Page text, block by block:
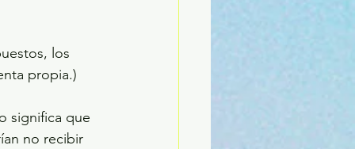
los
propia.)
significa que
no recibir